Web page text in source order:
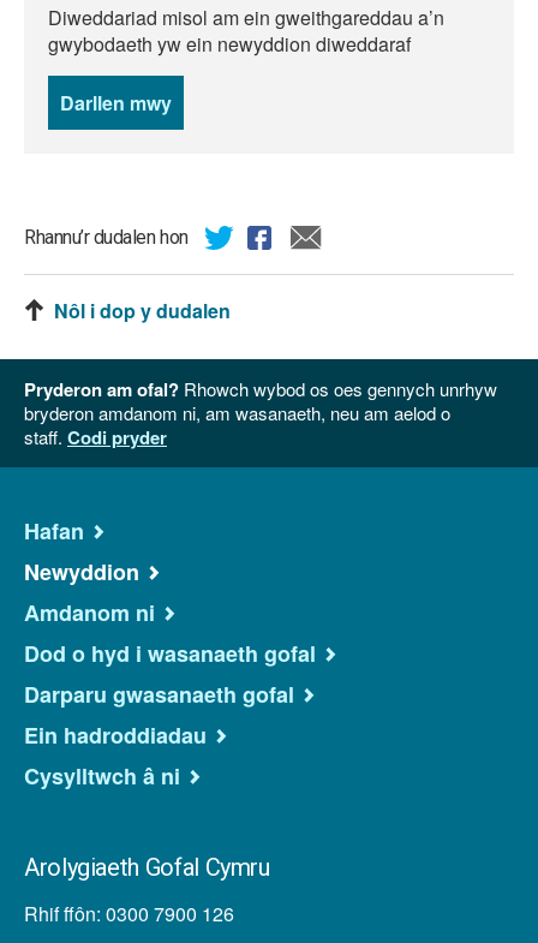
Diweddariad misol am ein gweithgareddau a’n
gwybodaeth yw ein newyddion diweddaraf
Darllen mwy
newyddion
Rhannu’r dudalen hon
Nôl i dop y dudalen
Pryderon am ofal? Rhowch wybod os oes gennych unrhyw
bryderon amdanom ni, am wasanaeth, neu am aelod o
staff. Codi pryder
Hafan
Newyddion
Amdanom ni
Dod o hyd i wasanaeth gofal
Darparu gwasanaeth gofal
Ein hadroddiadau
Cysylltwch â ni
Arolygiaeth Gofal Cymru
Rhif ffôn: 0300 7900 126